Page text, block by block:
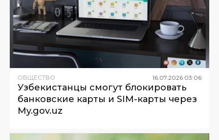
ОБЩЕСТВО 16.07.2026 03:06
Узбекистанцы смогут блокировать
банковские карты и SIM-карты через
My.gov.uz